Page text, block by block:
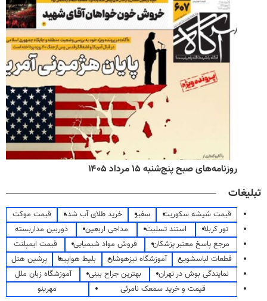
روزنامه‌های صبح پنج‌شنبه ۱۵ مرداد ۱۴۰۵
تبلیغات
قیمت شیشه سکوریت سفیر خرید طلای آب شده
قیمت موکت
تور کربلا
استند تسلیت مداحی اربعین
دوربین مداربسته
مرجع پاسخ معتبر پزشکان
فروش مواد شیمیایی
قیمت ایمپلنت
قطعات لباسشویی
آموزشگاه تیزهوشان بلیط هواپیما
پرشین هتل
نمایندگی بوش در تهران
بهترین جراح بینی
آموزشگاه زبان ملل
قیمت و خرید سمعک نامرئی
مهرینو